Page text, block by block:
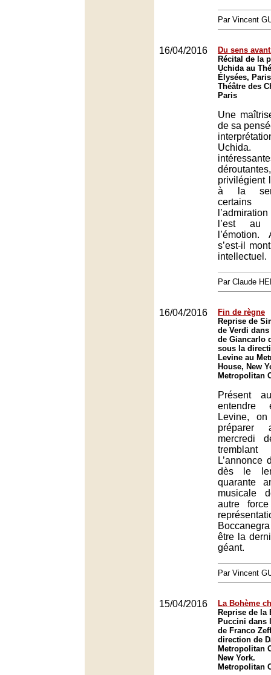
Par Vincent
16/04/2016
Du sens
Récital de la
Uchida au
Élysées,
Théâtre des
Paris
Une
de sa
privilégient
à la
l’est au
l’émotion.
s’est-il
intellectuel.
Par Claude
16/04/2016
Fin de règne
Reprise de
de Verdi
de Giancarlo
sous la
Levine au
House, New
Metropolitan
Présent
entendre
Levine,
mercredi
L’annonce
dès le
quarante
musicale
autre
être la
géant.
Par Vincent
15/04/2016
La Bohème
Reprise de la
Puccini dans
de Franco
direction de
Metropolitan
New York.
Metropolitan